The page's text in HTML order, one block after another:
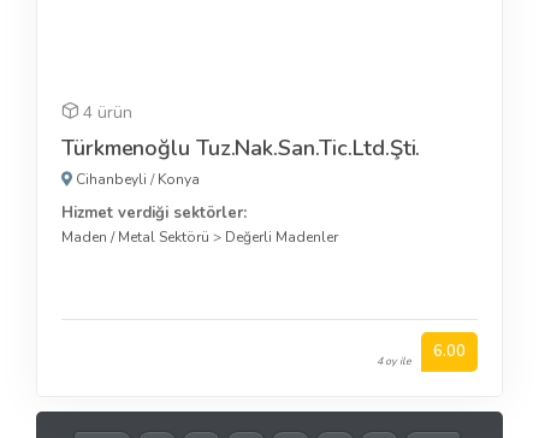
4 ürün
Türkmenoğlu Tuz.Nak.San.Tic.Ltd.Şti.
Cihanbeyli /Konya
Hizmet verdiği sektörler:
Maden / Metal Sektörü > Değerli Madenler
4 oy ile 6.00